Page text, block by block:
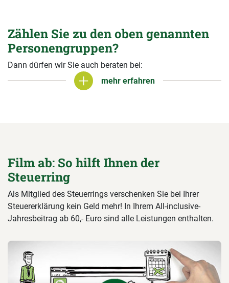
Zählen Sie zu den oben genannten
Personengruppen?
Dann dürfen wir Sie auch beraten bei:
mehr erfahren
mehr erfahren
Film ab: So hilft Ihnen der
Steuerring
Als Mitglied des Steuerrings verschenken Sie bei Ihrer
Steuererklärung kein Geld mehr! In Ihrem All-inclusive-
Jahresbeitrag ab 60,- Euro sind alle Leistungen enthalten.